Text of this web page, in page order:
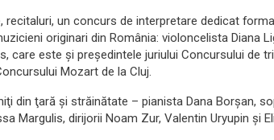
recitaluri, un concurs de interpretare dedicat
originari din România: violoncelista Diana
care este și președintele juriului Concursului de
Mozart de la Cluj.
din ţară şi străinătate – pianista Dana Borşan,
Margulis, dirijorii Noam Zur, Valentin Uryupin și